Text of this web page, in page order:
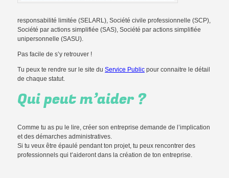
responsabilité limitée (SELARL), Société civile professionnelle (SCP),
Société par actions simplifiée (SAS), Société par actions simplifiée
unipersonnelle (SASU).
Pas facile de s’y retrouver !
Tu peux te rendre sur le site duService Public pour connaitre le détail
de chaque statut.
Qui peut m’aider ?
Comme tu as pu le lire, créer son entreprise demande de l’implication
et des démarches administratives.
Si tu veux être épaulé pendant ton projet, tu peux rencontrer des
professionnels qui t’aideront dans la création de ton entreprise.